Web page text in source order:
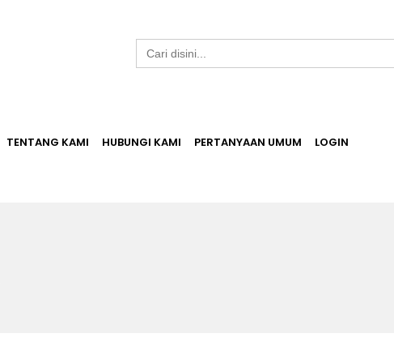
Search
for:
TENTANG KAMI HUBUNGI KAMI PERTANYAAN UMUM LOGIN